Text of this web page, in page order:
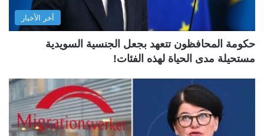
آخر الأخبار
حكومة المحافظون تتعهد بجعل الجنسية السويدية
مستحيلة مدى الحياة لهذه الفئات!